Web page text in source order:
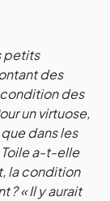
petits
des
des
un virtuose,
dans les
Toile a-t-elle
la condition
? « Il y aurait